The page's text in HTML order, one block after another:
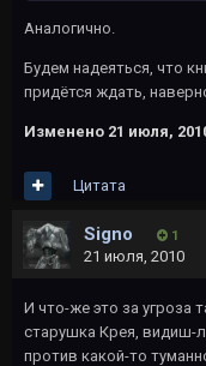
Аналогично.
Будем надеяться, что
придётся ждать,
Изменено 21 июля,
Цитата
Signo 1
21 июля, 2010
И что-же это за угроза
старушка Крея, видиш-
против какой-то